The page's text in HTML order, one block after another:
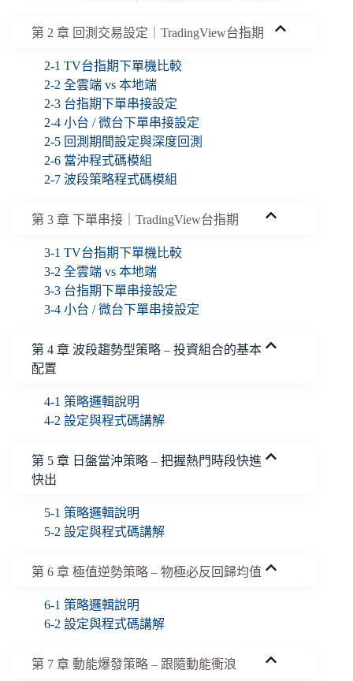
第 2 章 回測交易設定｜TradingView台指期
2-1 TV台指期下單機比較
2-2 全雲端 vs 本地端
2-3 台指期下單串接設定
2-4 小台 / 微台下單串接設定
2-5 回測期間設定與深度回測
2-6 當沖程式碼模組
2-7 波段策略程式碼模組
第 3 章 下單串接｜TradingView台指期
3-1 TV台指期下單機比較
3-2 全雲端 vs 本地端
3-3 台指期下單串接設定
3-4 小台 / 微台下單串接設定
第 4 章 波段趨勢型策略 – 投資組合的基本
配置
4-1 策略邏輯說明
4-2 設定與程式碼講解
第 5 章 日盤當沖策略 – 把握熱門時段快進
快出
5-1 策略邏輯說明
5-2 設定與程式碼講解
第 6 章 極值逆勢策略 – 物極必反回歸均值
6-1 策略邏輯說明
6-2 設定與程式碼講解
第 7 章 動能爆發策略 – 跟隨動能衝浪